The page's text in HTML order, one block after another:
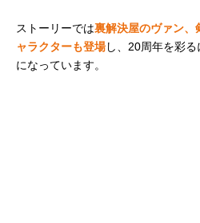
ストーリーでは裏解決屋のヴァン、
ャラクターも登場し、20周年を彩
になっています。